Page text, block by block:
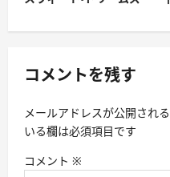
シ
ン
コメントを残す
メールアドレスが公開され
いる欄は必須項目です
コメント ※